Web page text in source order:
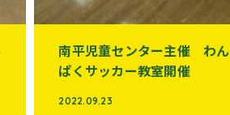
南平児童センター主催 わん
ぱくサッカー教室開催
2022.09.23